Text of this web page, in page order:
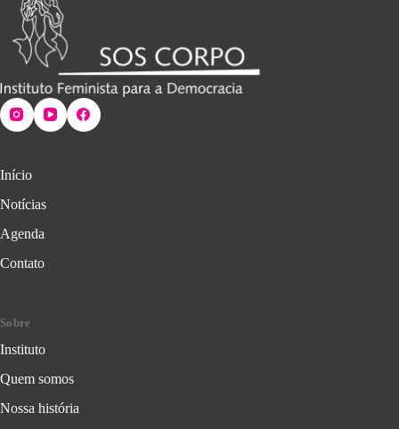
Início
Notícias
Agenda
Contato
Sobre
Instituto
Quem somos
Nossa história